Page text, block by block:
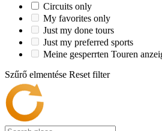
Circuits only
My favorites only
Just my done tours
Just my preferred sports
Meine gesperrten Touren
Szűrő elmentése Reset filter